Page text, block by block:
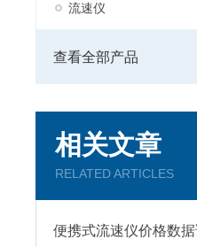
流速仪
查看全部产品
相关文章
RELATED ARTICLES